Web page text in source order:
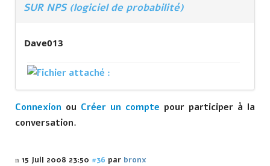
SUR NPS (logiciel de probabilité)
Dave013
Connexion ou Créer un compte pour participer à la
conversation.
15 Juil 2008 23:50 #36 par bronx